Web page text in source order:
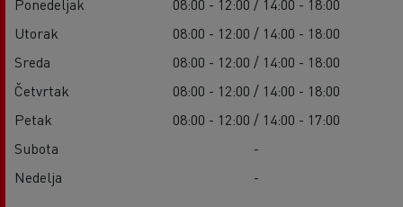
Ponedeljak
08:00 - 12:00 / 14:00 - 18:00
Utorak
08:00 - 12:00 / 14:00 - 18:00
Sreda
08:00 - 12:00 / 14:00 - 18:00
Četvrtak
08:00 - 12:00 / 14:00 - 18:00
Petak
08:00 - 12:00 / 14:00 - 17:00
Subota
-
Nedelja
-